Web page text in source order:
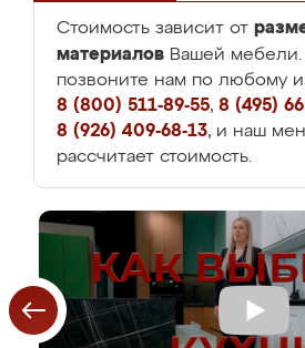
Стоимость зависит от
материалов Вашей мебели.
позвоните нам по любому
8 (800) 511-89-55, 8 (495)
8 (926) 409-68-13, и наш
рассчитает стоимость.